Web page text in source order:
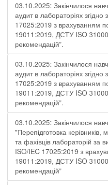
03.10.2025: Закінчилося
аудит в лабораторіях
17025:2019 з врахуванням
19011:2019, ДСТУ ISO
рекомендацій".
03.10.2025: Закінчилося
аудит в лабораторіях
17025:2019 з врахуванням
19011:2019, ДСТУ ISO
рекомендацій".
03.10.2025: Закінчилося
"Перепідготовка керівників,
та фахівців лабораторій
ISO/IEC 17025:2019 з
19011:2019, ДСТУ ISO
рекомендацій"